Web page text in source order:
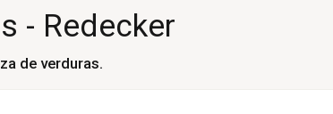
- Redecker
de verduras.